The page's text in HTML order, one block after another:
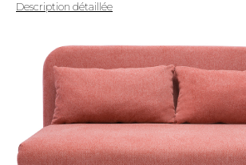
Description détaillée